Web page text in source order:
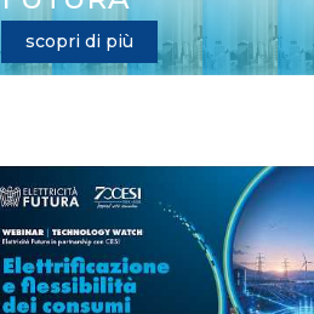
scopri di più